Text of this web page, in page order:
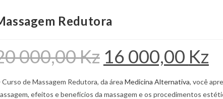
Redutora
000,00Kz
O
preço
original
20
000,00 Kz.
16 000,00 Kzpreço
atual
Curso de Massagem Redutora, da área Medicina Alternativa, você
efeitos e benefícios da massagem e os procedimentos